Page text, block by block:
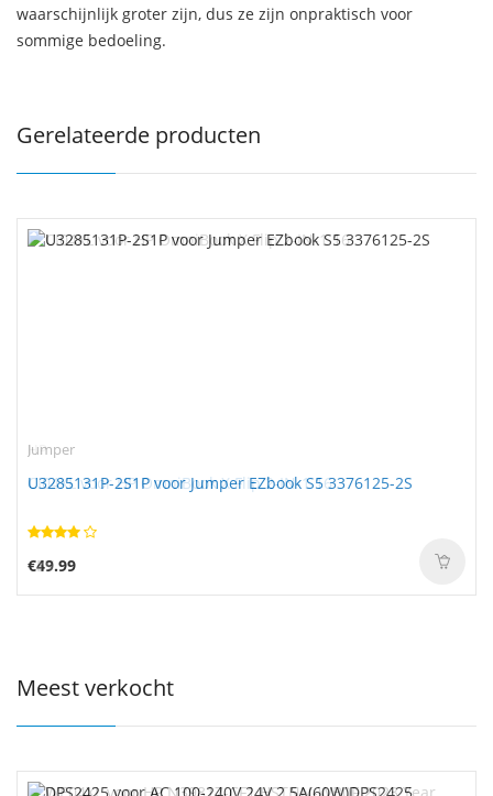
waarschijnlijk groter zijn, dus ze zijn onpraktisch voor
sommige bedoeling.
Gerelateerde producten
Jumper
U3285131P-2S1P voor Jumper EZbook S5 3376125-2S
€49.99
Meest verkocht